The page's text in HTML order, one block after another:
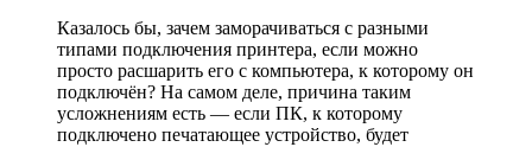
Казалось бы, зачем заморачиваться с разными
типами подключения принтера, если можно
просто расшарить его с компьютера, к которому он
подключён? На самом деле, причина таким
усложнениям есть — если ПК, к которому
подключено печатающее устройство, будет